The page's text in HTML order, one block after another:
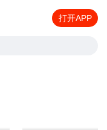
打开APP